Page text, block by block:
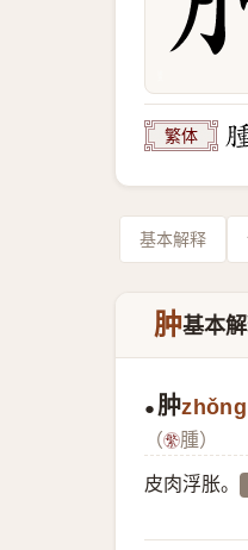
繁体
基本解释
肿基本
● 肿zhǒng
（
腫）
皮肉浮胀。